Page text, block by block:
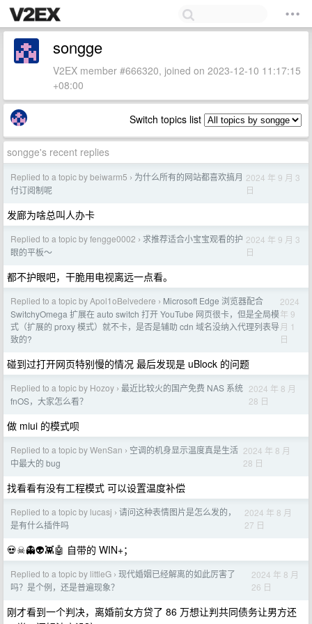
songge
V2EX member #666320, joined on 2023-12-10 11:17:15
+08:00
Switch topics list
songge's recent replies
Replied to a topic by beiwarm5 › 为什么所有的网站都喜欢搞月
付订阅制呢
2024 年 9 月 3
日
发廊为啥总叫人办卡
Replied to a topic by fengge0002 › 求推荐适合小宝宝观看的护
眼的平板～
2024 年 9 月 3
日
都不护眼吧，干脆用电视离远一点看。
Replied to a topic by Apol1oBelvedere › Microsoft Edge 浏览器配合
SwitchyOmega 扩展在 auto switch 打开 YouTube 网页很卡，但是全局模
式（扩展的 proxy 模式）就不卡，是否是辅助 cdn 域名没纳入代理列表导
致的?
2024
年 9
月 1
日
碰到过打开网页特别慢的情况 最后发现是 uBlock 的问题
Replied to a topic by Hozoy › 最近比较火的国产免费 NAS 系统
fnOS，大家怎么看？
2024 年 8 月
28 日
做 miui 的模式呗
Replied to a topic by WenSan › 空调的机身显示温度真是生活
中最大的 bug
2024 年 8 月
28 日
找看看有没有工程模式 可以设置温度补偿
Replied to a topic by lucasj › 请问这种表情图片是怎么发的，
是有什么插件吗
2024 年 8 月
27 日
💀☠👻👽👾🤖 自带的 WIN+；
Replied to a topic by littleG › 现代婚姻已经解离的如此厉害了
吗？是个例，还是普遍现象？
2024 年 8 月
26 日
刚才看到一个判决，离婚前女方贷了 86 万想让判共同债务让男方还